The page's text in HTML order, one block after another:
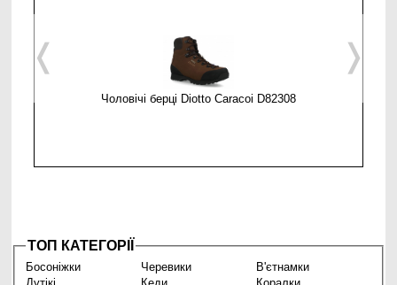
Чоловічі берці Diotto Caracoi D82308
❬ ❭
ТОП КАТЕГОРІЇ
Босоніжки Черевики
В'єтнамки